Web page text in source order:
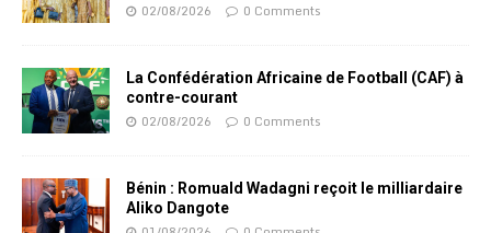
02/08/2026 0 Comments
La Confédération Africaine de Football (CAF) à
contre-courant
02/08/2026 0 Comments
Bénin : Romuald Wadagni reçoit le milliardaire
Aliko Dangote